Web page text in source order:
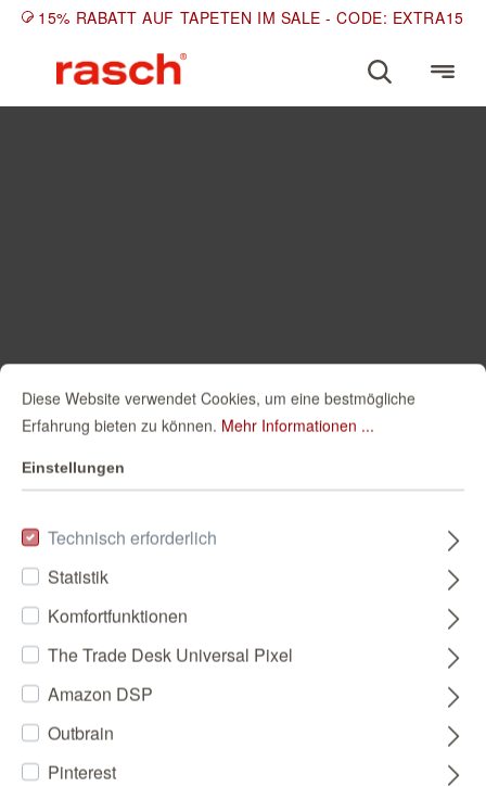
15% RABATT AUF TAPETEN IM SALE - CODE: EXTRA15
Diese Website verwendet Cookies, um eine bestmögliche
Erfahrung bieten zu können. Mehr Informationen ...
Einstellungen
Technisch erforderlich
Statistik
Komfortfunktionen
The Trade Desk Universal Pixel
Amazon DSP
Outbrain
Pinterest